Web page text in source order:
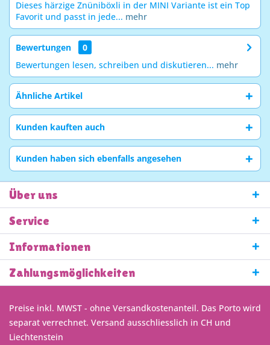
Dieses härzige Znüniböxli in der MINI Variante ist ein Top
Favorit und passt in jede... mehr
Bewertungen
0
Bewertungen lesen, schreiben und diskutieren... mehr
Ähnliche Artikel
Kunden kauften auch
Kunden haben sich ebenfalls angesehen
Über uns
Service
Informationen
Zahlungsmöglichkeiten
Preise inkl. MWST - ohne Versandkostenanteil. Das Porto wird
separat verrechnet. Versand ausschliesslich in CH und
Liechtenstein